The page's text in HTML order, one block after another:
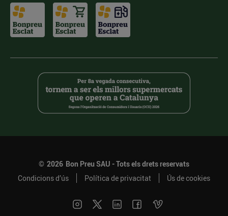
© 2026 Bon Preu SAU - Tots els drets reservats
Condicions d’ús
Política de privacitat Ús de cookies